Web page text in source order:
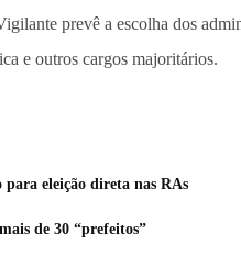
prevê a escolha dos
e outros cargos majoritários.
eleição direta nas RAs
de 30 “prefeitos”